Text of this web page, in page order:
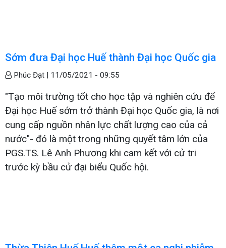
Sớm đưa Đại học Huế thành Đại học Quốc gia
Phúc Đạt | 11/05/2021 - 09:55
"Tạo môi trường tốt cho học tập và nghiên cứu để
Đại học Huế sớm trở thành Đại học Quốc gia, là nơi
cung cấp nguồn nhân lực chất lượng cao của cả
nước"- đó là một trong những quyết tâm lớn của
PGS.TS. Lê Anh Phương khi cam kết với cử tri
trước kỳ bầu cử đại biểu Quốc hội.